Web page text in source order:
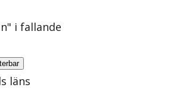
i fallande
läns